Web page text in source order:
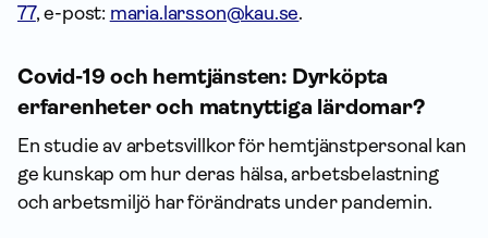
77, e-post: maria.larsson@kau.se.
Covid-19 och hemtjänsten: Dyrköpta
erfaren­heter och matnyttiga lärdomar?
En studie av arbetsvillkor för hemtjänstpersonal kan
ge kunskap om hur deras hälsa, arbetsbelastning
och arbetsmiljö har förändrats under pandemin.